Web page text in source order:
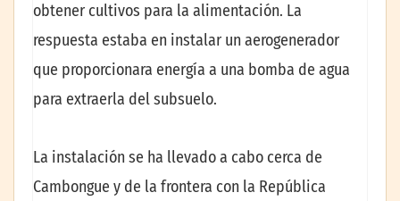
obtener cultivos para la alimentación. La
respuesta estaba en instalar un aerogenerador
que proporcionara energía a una bomba de agua
para extraerla del subsuelo.
La instalación se ha llevado a cabo cerca de
Cambongue y de la frontera con la República